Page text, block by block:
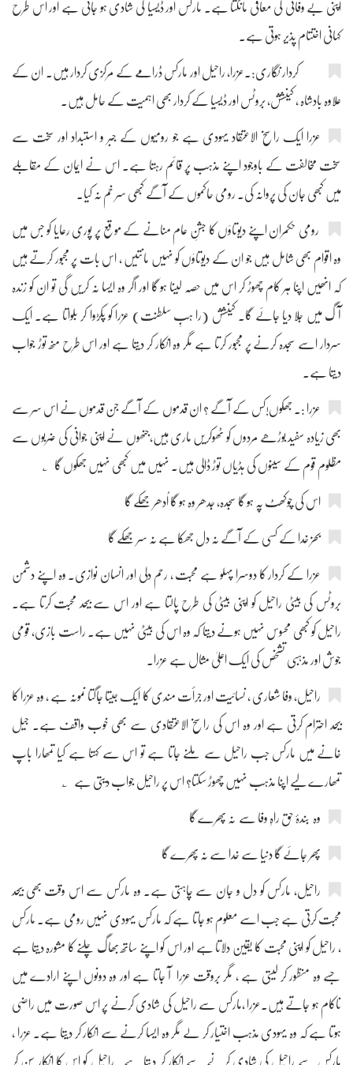
اپنی بے وفائی کی معافی مانگتا ہے۔ مارکس اور ڈیسیا کی شادی ہو جاتی ہے اور اس طرح
کہانی اختتام پذیر ہوتی ہے۔
کردار نگاری:۔عزرا، راحیل اور مارکس ڈرامے کے مرکزی کردار ہیں۔ ان کے
علاوہ بادشاہ ، کینشش، بروٹس اور ڈیسیا کے کردار بھی اہمیت کے حامل ہیں۔
عزرا ایک راسخ الاعتقاد یہودی ہے جو رومیوں کے جبر و استبداد اور سخت سے
سخت مخالفت کے باوجود اپنے مذہب پر قائم رہتا ہے۔ اس نے ایمان کے مقابلے
میں کبھی جان کی پروانہ کی۔ رومی حاکموں کے آگے کبھی سر خم نہ کیا۔
رومی حکمران اپنے دیوتاؤں کا جشنِ عام منانے کے موقع پر پوری رعایا کو جس میں
وہ اقوام بھی شامل ہیں جو ان کے دیوتاؤں کو نہیں مانتیں ، اس بات پر مجبور کرتے ہیں
کہ انھیں اپنا ہر کام چھوڑ کر اس میں حصہ لینا ہو گا اور اگر وہ ایسا نہ کریں گی تو ان کو زندہ
آگ میں جلا دیا جائے گا۔ کینشش (را ہبِ سلطنت) عزرا کو پکڑوا کر بلواتا ہے۔ ایک
سردار اسے سجدہ کرنے پر مجبور کرتا ہے مگر وہ انکار کر دیتا ہے اور اس طرح منھ توڑ جواب
دیتا ہے۔
عزرا :۔ جھکوں!کس کے آگے ؟ ان قدموں کے آگے جن قدموں نے اس سر سے
بھی زیادہ سفید بوڑھے مردوں کو ٹھوکریں ماری ہیں،جنھوں نے اپنی جوانی کی ضربوں سے
مظلوم قوم کے سینوں کی ہڈیاں توڑ ڈالی ہیں۔ نہیں میں کبھی نہیں جھکوں گا ؂
اس کی چوکھٹ پہ ہو گا سجدہ، جدھر وہ ہو گا اُدھر جھکے گا
بحز خدا کے کسی کے آگے نہ دل جھکا ہے نہ سر جھکے گا
عزرا کے کردار کا دوسرا پہلو ہے محبت ، رحم دلی اور انسان نوازی۔ وہ اپنے دشمن
بروٹس کی بیٹی راحیل کو اپنی بیٹی کی طرح پالتا ہے اور اس سے بیحد محبت کرتا ہے۔
راحیل کو کبھی محسوس نہیں ہونے دیتا کہ وہ اس کی بیٹی نہیں ہے۔ راست بازی، قومی
جوش اور مذہبی تشخص کی ایک اعلیٰ مثال ہے عزرا۔
راحیل، وفا شعاری ، نسائیت اور جرأت مندی کا ایک جیتا جاگتا نمونہ ہے ، وہ عزرا کا
بیحد احترام کرتی ہے اور وہ اس کی راسخ الاعتقادی سے بھی خوب واقف ہے۔ جیل
خانے میں مارکس جب راحیل سے ملنے جاتا ہے تو اس سے کہتا ہے کیا تمھارا باپ
تمھارے لیے اپنا مذہب نہیں چھوڑ سکتا؟ اس پر راحیل جواب دیتی ہے ؂
وہ بندۂ حق راہِ وفا سے نہ پھرے گا
پھر جائے گا دنیا سے خدا سے نہ پھرے گا
راحیل، مارکس کو دل و جان سے چاہتی ہے۔ وہ مارکس سے اس وقت بھی بیحد
محبت کرتی ہے جب اسے معلوم ہو جاتا ہے کہ مارکس یہودی نہیں رومی ہے۔ مارکس
، راحیل کو اپنی محبت کا یقین دلاتا ہے اور اس کو اپنے ساتھ بھاگ چلنے کا مشورہ دیتا ہے
جسے وہ منظور کر لیتی ہے ، مگر بروقت عزرا آ جاتا ہے اور وہ دونوں اپنے ارادے میں
ناکام ہو جاتے ہیں۔عزرا ،مارکس سے راحیل کی شادی کرنے پر اس صورت میں راضی
ہوتا ہے کہ وہ یہودی مذہب اختیار کر لے مگر وہ ایسا کرنے سے انکار کر دیتا ہے۔ عزرا ،
مارکس سے راحیل کی شادی کرنے سے انکار کر دیتا ہے۔ راحیل کو اس کا انکار سن کر